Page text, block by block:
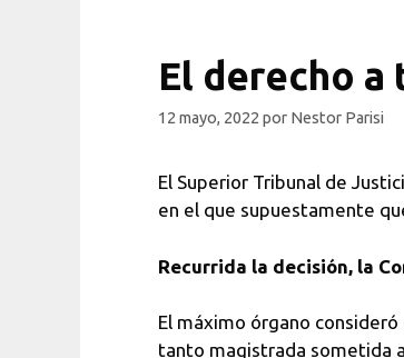
El derecho a
12 mayo, 2022 por Nestor Parisi
El Superior Tribunal de
en el que supuestamente
Recurrida la decisión, la
El máximo órgano
tanto magistrada sometida